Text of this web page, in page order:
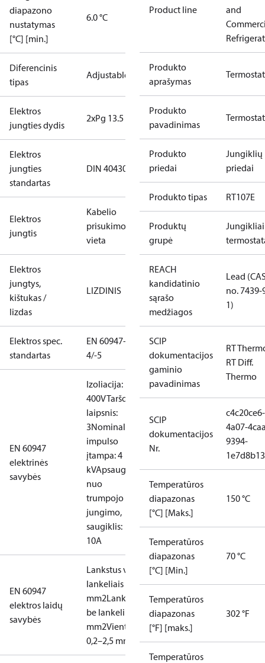
diapazono
nustatymas
[°C] [min.]
6.0 °C
Diferencinis
tipas
Adjustable
Elektros
jungties dydis
2xPg 13.5
Elektros
jungties
standartas
DIN 40430
Elektros
jungtis
Kabelio
prisukimo
vieta
Elektros
jungtys,
kištukas /
lizdas
LIZDINIS
Elektros spec.
standartas
EN 60947-
4/-5
EN 60947
elektrinės
savybės
Izoliacija:
400VTaršos
laipsnis:
3Nominali
impulso
įtampa: 4
kVApsaug.
nuo
trumpojo
jungimo,
saugiklis:
10A
EN 60947
elektros laidų
savybės
Lankstus vamzdelis su
lankeliais 0,2–1,5
mm2Lankstus vamzdelis,
be lankelių: 0,2–2,5
mm2Vientisas/daugiagyslis:
0,2–2,5 mm2
Product line
and
Produkto
aprašymas
Produkto
pavadinimas
Produkto
priedai
Jungiklių
priedai
Produkto tipas RT107E
Produktų
grupė
REACH
kandidatinio
sąrašo
medžiagos
Lead
no. 7439-
1)
SCIP
dokumentacijos
gaminio
pavadinimas
RT
RT Diff.
Thermo
SCIP
dokumentacijos
Nr.
c4c20ce6-
4a07-
9394-
Temperatūros
diapazonas
[°C] [Maks.]
150 °C
Temperatūros
diapazonas
[°C] [Min.]
70 °C
Temperatūros
diapazonas
[°F] [maks.]
302 °F
Temperatūros